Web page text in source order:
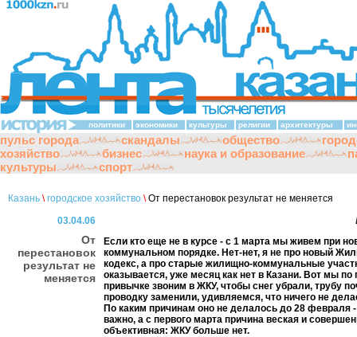
политики экономики культуры религии архитектуры
пульс города скандалы общество
хозяйство
бизнес наука и образование
культуры
спорт
Казань \ городское хозяйство \От перестановок результат не меняется
03.04.06
От
перестановок
результат не
меняется
Если кто еще не в курсе - с 1 марта мы живем при
коммунальном порядке. Нет-нет, я не про новый
кодекс, а про старые жилищно-коммунальные
оказывается, уже месяц как нет в Казани. Вот мы по
привычке звоним в ЖКУ, чтобы снег убрали, трубу
проводку заменили, удивляемся, что ничего не
По каким причинам оно не делалось до 28 февраля
важно, а с первого марта причина веская и
объективная: ЖКУ больше нет.